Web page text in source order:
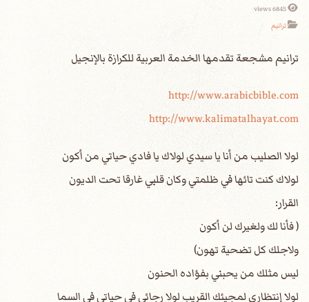
6845 views
ترانيم
http://www.arabicbible.com
http://www.kalimatalhayat.com
لولا الصليب من أنا يا سيدي لولاك يا فادي حياتي من أكون
لولاك كنت تائها في ظلمتي وكان قلبي غارقا تحت الديون
القرار:
( فأنا لك ولغيرك لن أكون
ولاجلك كل تضحية تهون)
ليس مثلك من يحبني بفؤاده الحنون
لولا إنتظاري لمجيئك القريب لولا رجائي في حياتي في السما